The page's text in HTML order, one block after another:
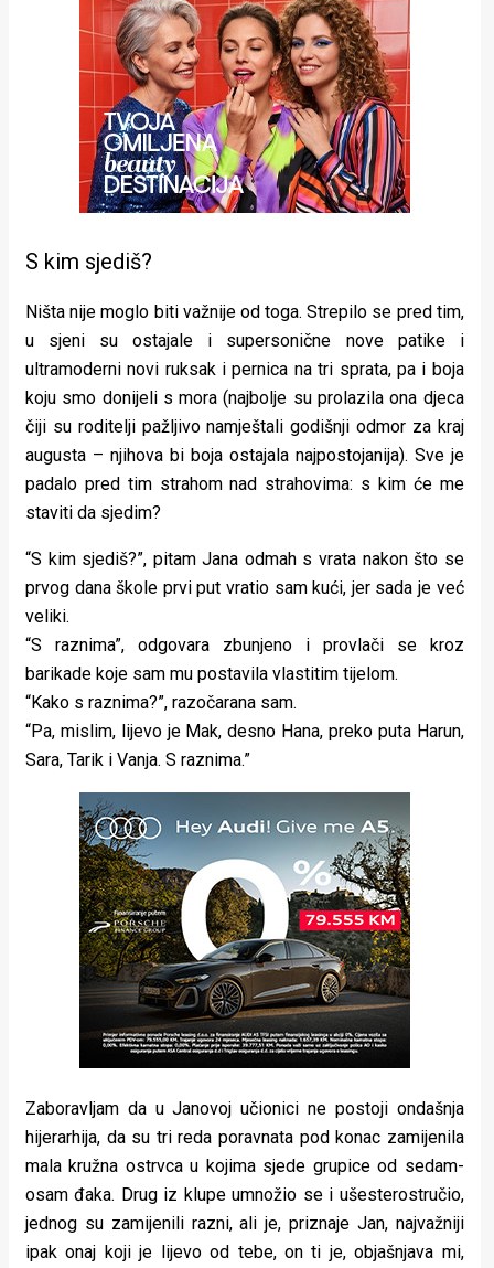
S kim sjediš?
Ništa nije moglo biti važnije od toga. Strepilo se pred tim,
u sjeni su ostajale i supersonične nove patike i
ultramoderni novi ruksak i pernica na tri sprata, pa i boja
koju smo donijeli s mora (najbolje su prolazila ona djeca
čiji su roditelji pažljivo namještali godišnji odmor za kraj
augusta – njihova bi boja ostajala najpostojanija). Sve je
padalo pred tim strahom nad strahovima: s kim će me
staviti da sjedim?
“S kim sjediš?”, pitam Jana odmah s vrata nakon što se
prvog dana škole prvi put vratio sam kući, jer sada je već
veliki.
“S raznima”, odgovara zbunjeno i provlači se kroz
barikade koje sam mu postavila vlastitim tijelom.
“Kako s raznima?”, razočarana sam.
“Pa, mislim, lijevo je Mak, desno Hana, preko puta Harun,
Sara, Tarik i Vanja. S raznima.”
Zaboravljam da u Janovoj učionici ne postoji ondašnja
hijerarhija, da su tri reda poravnata pod konac zamijenila
mala kružna ostrvca u kojima sjede grupice od sedam-
osam đaka. Drug iz klupe umnožio se i ušesterostručio,
jednog su zamijenili razni, ali je, priznaje Jan, najvažniji
ipak onaj koji je lijevo od tebe, on ti je, objašnjava mi,